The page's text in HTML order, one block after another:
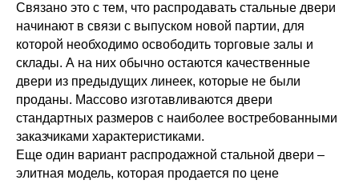
Связано это с тем, что распродавать стальные двери
начинают в связи с выпуском новой партии, для
которой необходимо освободить торговые залы и
склады. А на них обычно остаются качественные
двери из предыдущих линеек, которые не были
проданы. Массово изготавливаются двери
стандартных размеров с наиболее востребованными
заказчиками характеристиками.
Еще один вариант распродажной стальной двери –
элитная модель, которая продается по цене